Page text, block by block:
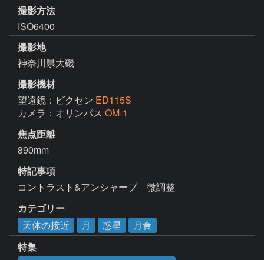
撮影方法
ISO6400
撮影地
神奈川県大磯
撮影機材
望遠鏡：ビクセン ED115S
カメラ：オリンパス OM-1
焦点距離
890mm
特記事項
コントラスト&アンシャープ　微調整
カテゴリー
天体の接近
月 惑星
月食
特集